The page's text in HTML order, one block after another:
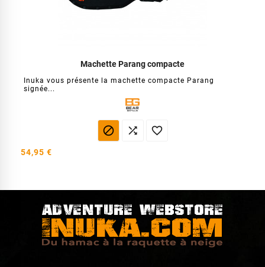
Machette Parang compacte
Inuka vous présente la machette compacte Parang
signée...
  
54,95 €